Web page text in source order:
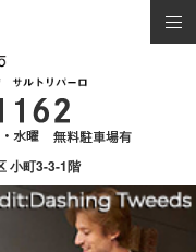
小町3-3-1階